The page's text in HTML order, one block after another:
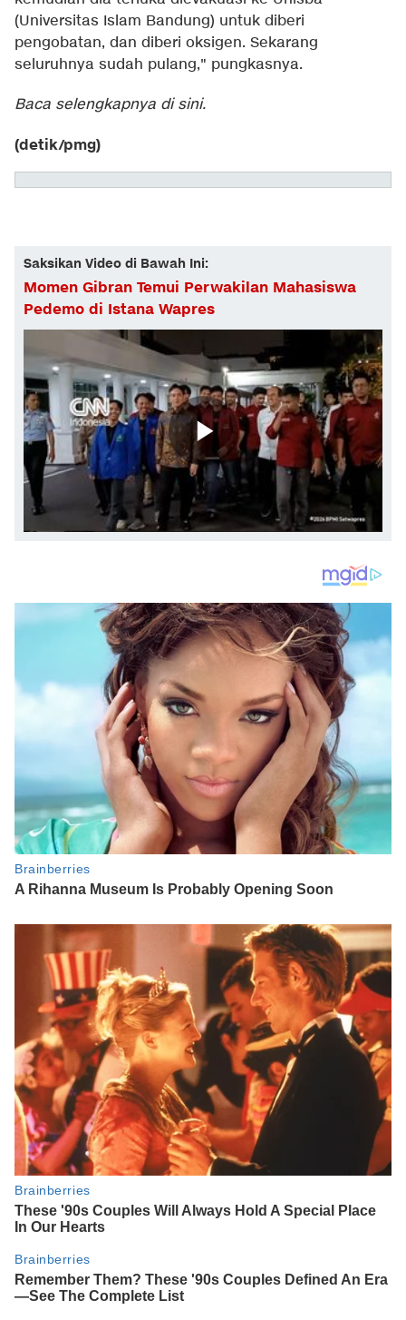
(Universitas Islam Bandung) untuk diberi
pengobatan, dan diberi oksigen. Sekarang
seluruhnya sudah pulang," pungkasnya.
Baca selengkapnya di sini.
(detik/pmg)
Saksikan Video di Bawah Ini:
Momen Gibran Temui Perwakilan Mahasiswa
Pedemo di Istana Wapres